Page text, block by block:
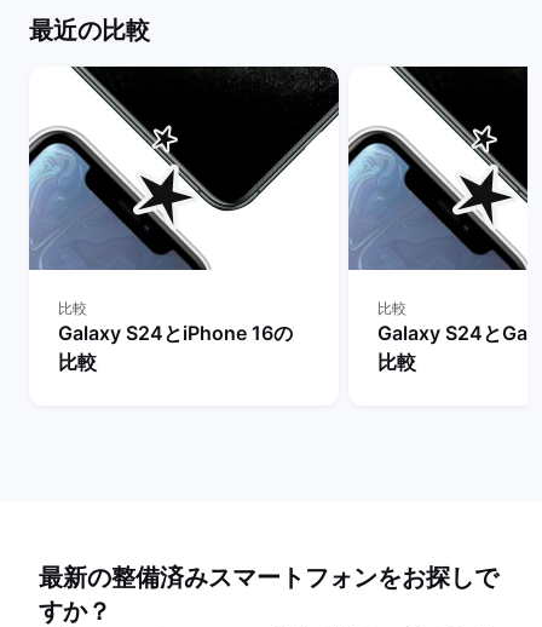
最近の比較
比較
Galaxy S24とiPhone 16の
比較
比較
Galaxy S24と
比較
最新の整備済みスマートフォンをお探しで
すか？